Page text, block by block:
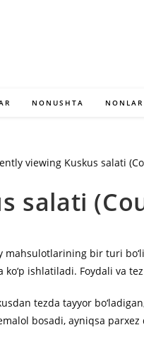
NONUSHTA NONLAR
salati
mahsulotlarining bir turi
ko‘p ishlatiladi. Foydali va
tezda tayyor
bosadi, ayniqsa